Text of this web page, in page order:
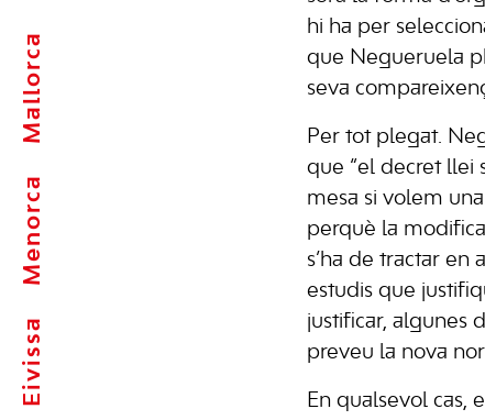
Eivissa
Menorca
Mallorca
hi ha per
que Negueruela
seva
Per tot plegat.
que “el decret llei
mesa si volem
perquè la
s’ha de tractar en
estudis que
justificar, algunes
preveu la nova
En qualsevol cas,